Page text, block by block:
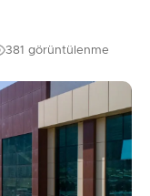
381 görüntülenme